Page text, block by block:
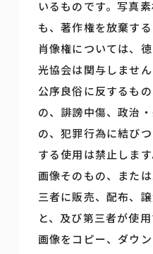
いるものです。写真
も、著作権を放棄す
肖像権については、
光協会は関与しません
公序良俗に反するも
の、誹謗中傷、政治
の、犯罪行為に結び
する使用は禁止します
画像そのもの、また
三者に販売、配布、
と、及び第三者が使
画像をコピー、ダウ